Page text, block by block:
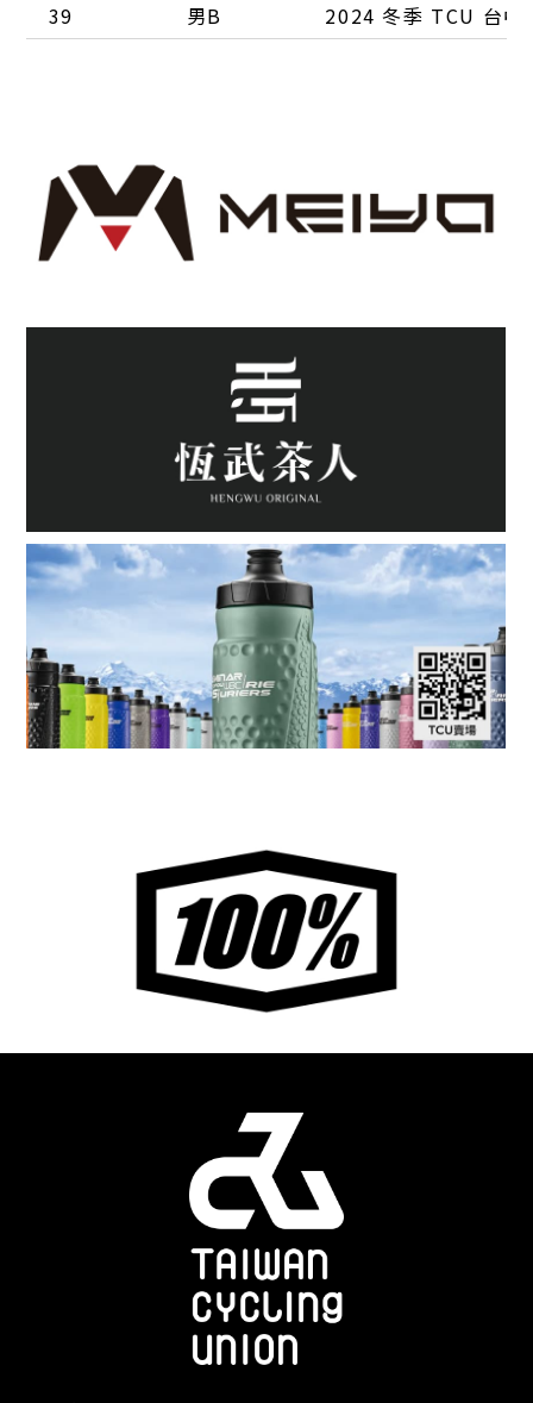
39
男B 2024 冬季 TCU 台中